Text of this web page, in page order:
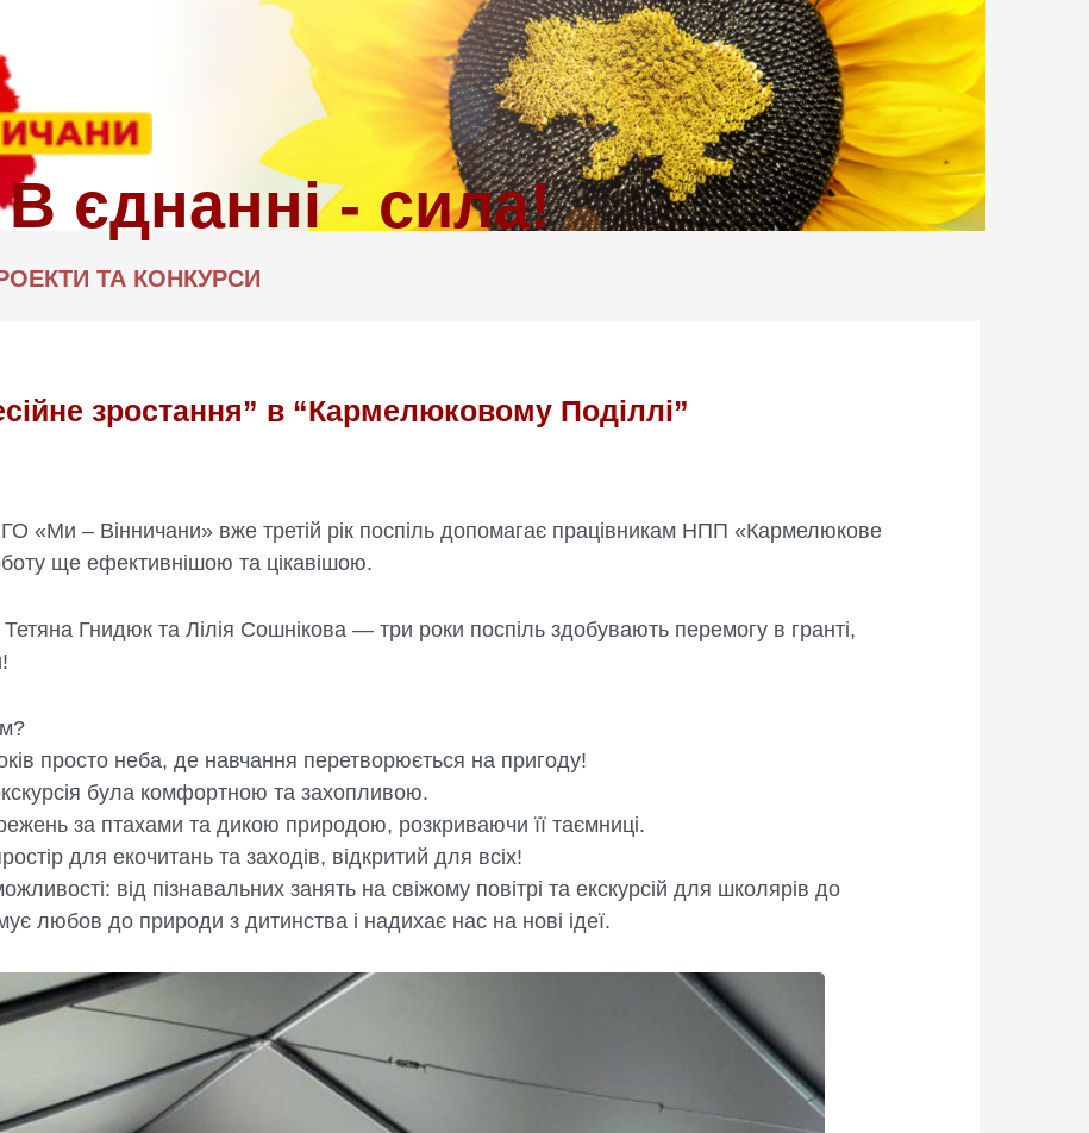
ТА КОНКУРСИ
зростання” в “Кармелюковому Поділлі”
«Ми – Вінничани» вже третій рік поспіль допомагає працівникам НПП «Кармелюкове
ще ефективнішою та цікавішою.
Гнидюк та Лілія Сошнікова — три роки поспіль здобувають перемогу в гранті,
просто неба, де навчання перетворюється на пригоду!
була комфортною та захопливою.
за птахами та дикою природою, розкриваючи її таємниці.
для екочитань та заходів, відкритий для всіх!
від пізнавальних занять на свіжому повітрі та екскурсій для школярів до
любов до природи з дитинства і надихає нас на нові ідеї.